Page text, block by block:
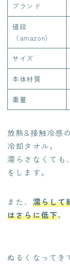
ブランド
値段
（amazon）
サイズ
本体材質
重量
放熱&接触冷感
冷却タオル。
濡らさなくても
をします。
また、 濡らして
はさらに低下。
ぬるくなってき